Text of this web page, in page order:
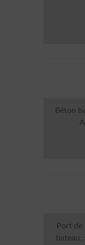
Béton
Port de